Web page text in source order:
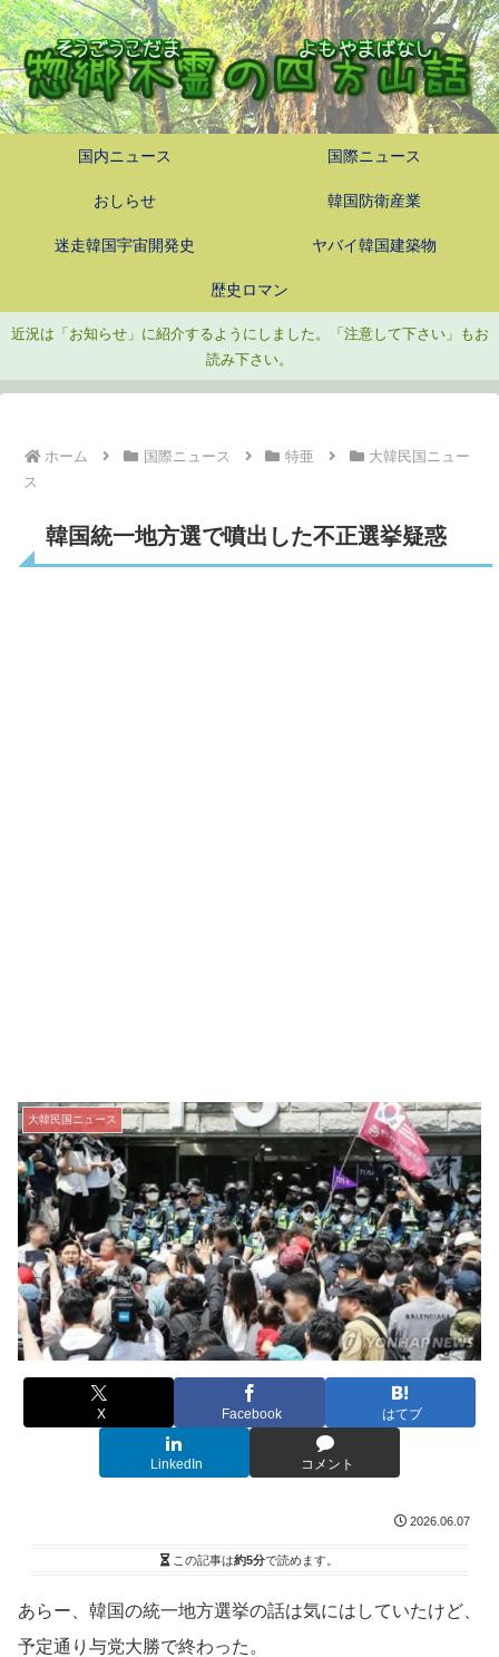
国内ニュース 国際ニュース
おしらせ 韓国防衛産業
迷走韓国宇宙開発史 ヤバイ韓国建築物
歴史ロマン
近況は「お知らせ」に紹介するようにしました。「注意して下さい」もお
読み下さい。
ホーム 国際ニュース 特亜
大韓民国ニュー
ス
韓国統一地方選で噴出した不正選挙疑惑
大韓民国ニュース
X Facebook はてブ
LinkedIn コメント
2026.06.07
この記事は約5分で読めます。
あらー、韓国の統一地方選挙の話は気にはしていたけど、
予定通り与党大勝で終わった。